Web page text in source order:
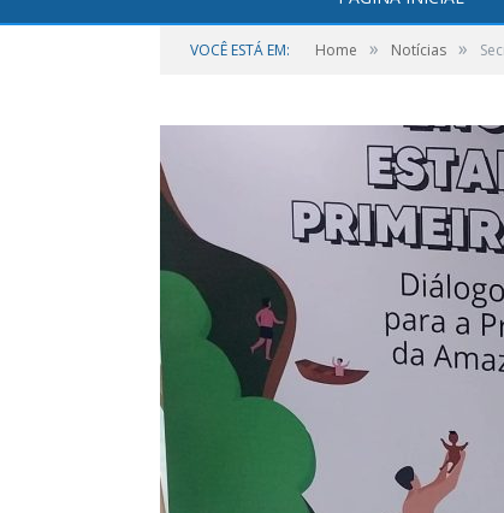
VOCÊ ESTÁ EM: Home » Notícias »